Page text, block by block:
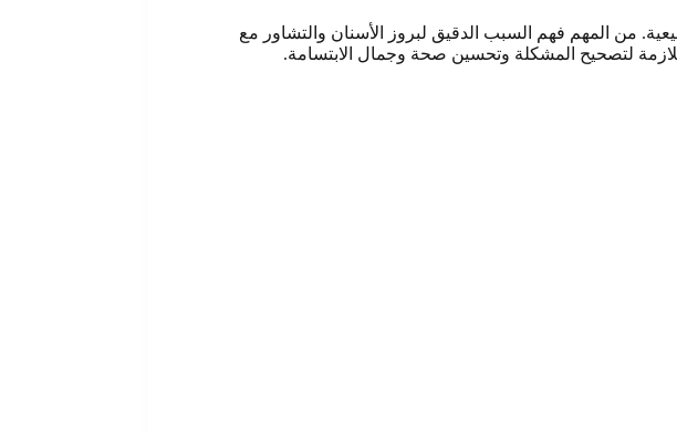
من المهم فهم السبب الدقيق لبروز الأسنان والتشاور مع
لتصحيح المشكلة وتحسين صحة وجمال الابتسامة.